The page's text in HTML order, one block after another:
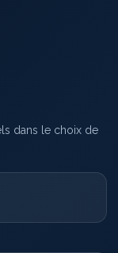
dans le choix de